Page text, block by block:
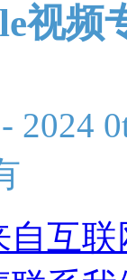
视频
互